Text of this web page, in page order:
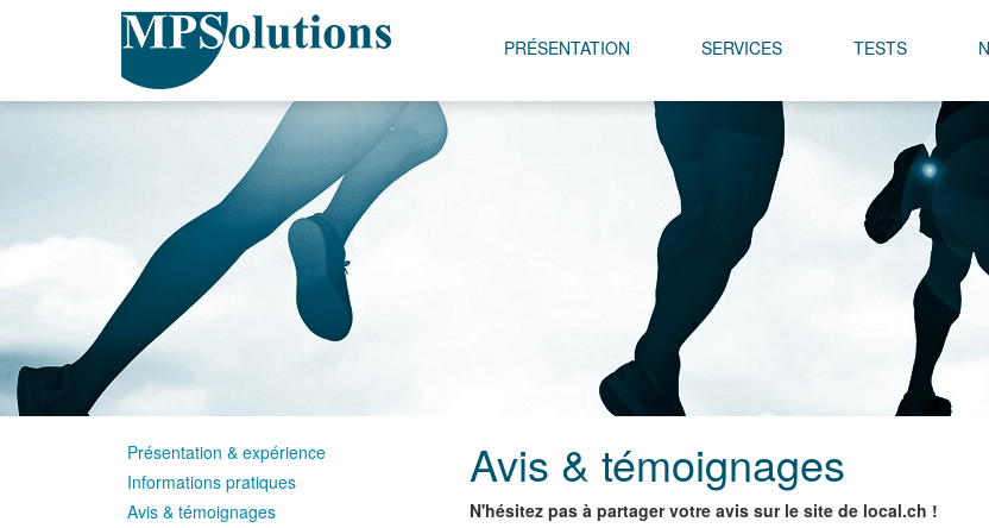
PRÉSENTATION SERVICES TESTS
Présentation & expérience
Informations pratiques
Avis & témoignages
Avis & témoignages
N'hésitez pas à partager votre avis sur le site de local.ch !